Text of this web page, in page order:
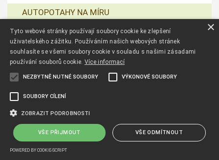
AUTOPOTAHY NA MÍRU
AUTOPOTAHY ALFA ROMEO
AUTOPOTAHY AUDI
AUTOPOTAHY BMW
AUTOPOTAHY CITROEN
AUTOPOTAHY CHEVROLET
×
Tyto webové stránky používají soubory cookie ke zlepšení
uživatelského zážitku. Používáním našich webových stránek
souhlasíte se všemi soubory cookie v souladu s našimi zásadami
používání souborů cookie. Více informací
NEZBYTNĚ NUTNÉ SOUBORY VÝKONOVÉ SOUBORY
SOUBORY CÍLENÍ
ZOBRAZIT PODROBNOSTI
VŠE PŘIJMOUT VŠE ODMÍTNOUT
POWERED BY COOKIE-SCRIPT